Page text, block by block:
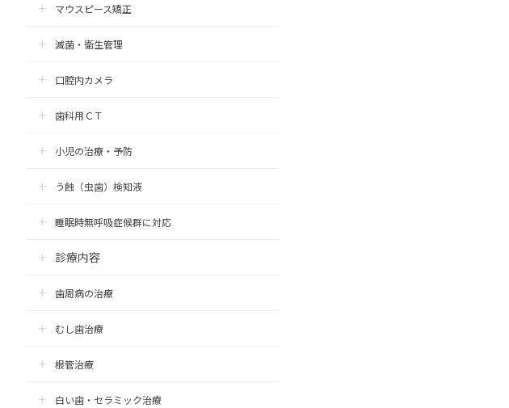
マウスピース矯正
滅菌・衛生管理
口腔内カメラ
歯科用ＣＴ
小児の治療・予防
う蝕（虫歯）検知液
睡眠時無呼吸症候群に対応
診療内容
歯周病の治療
むし歯治療
根管治療
白い歯・セラミック治療